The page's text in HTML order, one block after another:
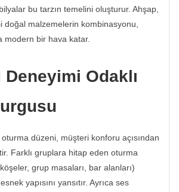
bu tarzın temelini oluşturur. Ahşap,
doğal malzemelerin kombinasyonu,
modern bir hava katar.
Deneyimi Odaklı
oturma düzeni, müşteri konforu açısından
Farklı gruplara hitap eden oturma
grup masaları, bar alanları)
yapısını yansıtır. Ayrıca ses